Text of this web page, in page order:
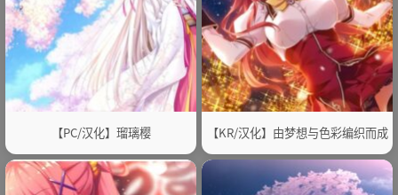
【PC/汉化】瑠璃樱 【KR/汉化】由梦想与色彩编织而成